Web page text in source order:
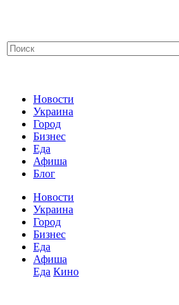
Новости
Украина
Город
Бизнес
Еда
Афиша
Блог
Новости
Украина
Город
Бизнес
Еда
Афиша
Еда Кино